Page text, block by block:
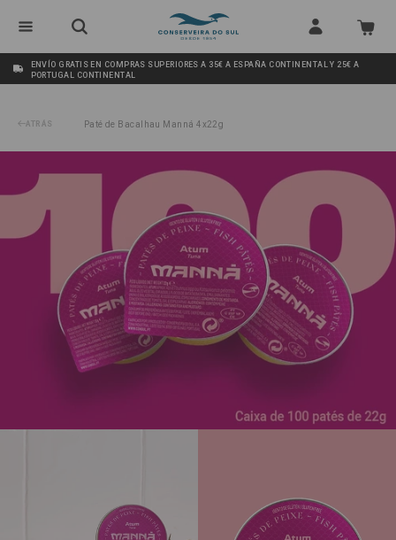
ENVÍO GRATIS EN COMPRAS SUPERIORES A 35€ A ESPAÑA CONTINENTAL Y 25€ A
PORTUGAL CONTINENTAL
ATRÁS Paté de Bacalhau Manná 4x22g